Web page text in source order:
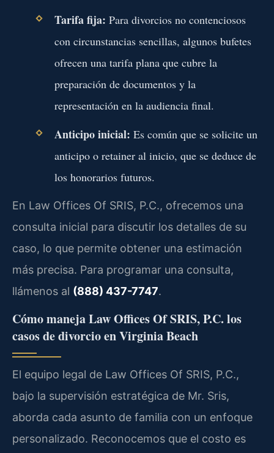
Tarifa fija: Para divorcios no contenciosos
con circunstancias sencillas, algunos bufetes
ofrecen una tarifa plana que cubre la
preparación de documentos y la
representación en la audiencia final.
Anticipo inicial: Es común que se solicite un
anticipo o retainer al inicio, que se deduce de
los honorarios futuros.
En Law Offices Of SRIS, P.C., ofrecemos una
consulta inicial para discutir los detalles de su
caso, lo que permite obtener una estimación
más precisa. Para programar una consulta,
llámenos al (888) 437-7747.
Cómo maneja Law Offices Of SRIS, P.C. los
casos de divorcio en Virginia Beach
El equipo legal de Law Offices Of SRIS, P.C.,
bajo la supervisión estratégica de Mr. Sris,
aborda cada asunto de familia con un enfoque
personalizado. Reconocemos que el costo es